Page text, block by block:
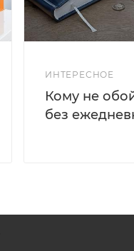
ИНТЕРЕСНОЕ
Кому не
без